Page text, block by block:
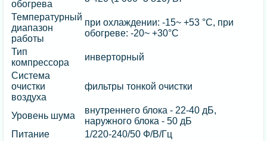
обогрева
Температурный
диапазон
работы
при охлаждении: -15~ +53 °C, при
обогреве: -20~ +30°C
Тип
компрессора
инверторный
Система
очистки
воздуха
фильтры тонкой очистки
Уровень шума
внутреннего блока - 22-40 дБ,
наружного блока - 50 дБ
Питание
1/220-240/50 Ф/В/Гц